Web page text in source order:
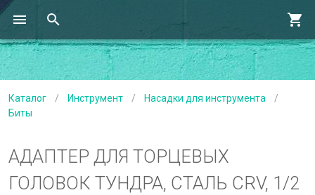
Каталог / Инструмент / Насадки для инструмента
/
Биты
АДАПТЕР ДЛЯ ТОРЦЕВЫХ
ГОЛОВОК ТУНДРА, СТАЛЬ CRV, 1/2